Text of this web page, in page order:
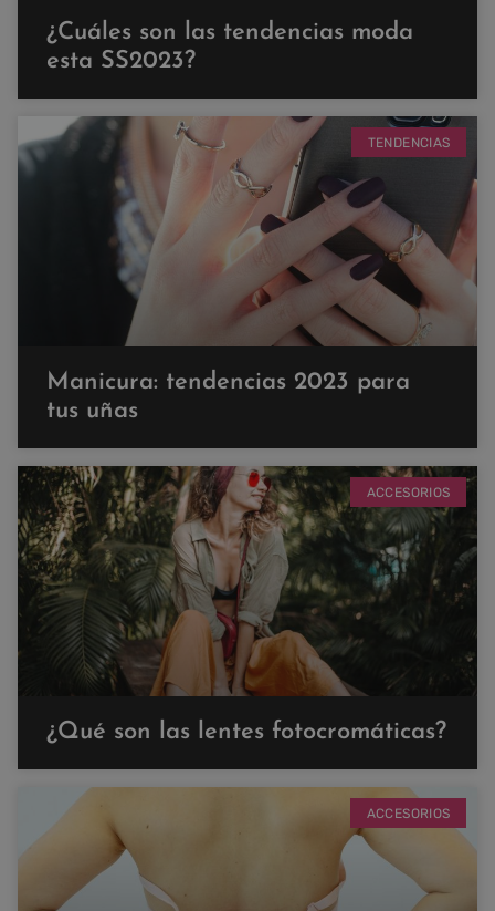
¿Cuáles son las tendencias moda
esta SS2023?
TENDENCIAS
Manicura: tendencias 2023 para
tus uñas
ACCESORIOS
¿Qué son las lentes fotocromáticas?
ACCESORIOS